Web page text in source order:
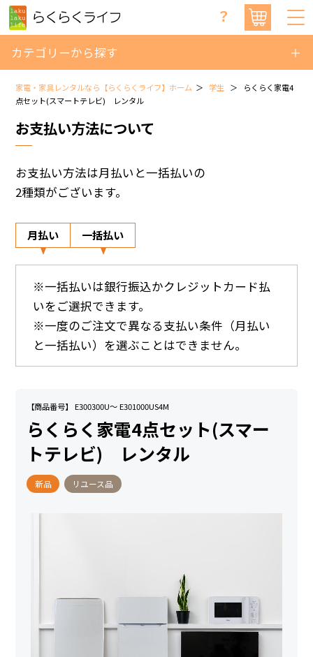
？
カテゴリーから探す
家電・家具レンタルなら【らくらくライフ】ホーム 学生
らくらく家電4
点セット(スマートテレビ) レンタル
お支払い方法について
お支払い方法は月払いと一括払いの
2種類がございます。
月払い 一括払い
※一括払いは銀行振込かクレジットカード払
いをご選択できます。
※一度のご注文で異なる支払い条件（月払い
と一括払い）を選ぶことはできません。
【商品番号】 E300300U～ E301000US4M
らくらく家電4点セット(スマー
トテレビ) レンタル
新品 リユース品